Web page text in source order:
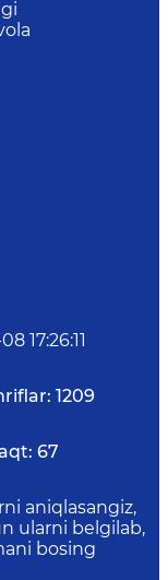
17:26:11
1209
67
aniqlasangiz,
ularni belgilab,
bosing